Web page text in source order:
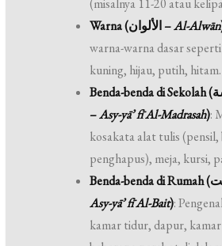
(misalnya 11-20 atau
Warna (الألوان –Al-Alwān
warna-warna dasar
kuning, hijau, putih, hitam.
Benda-benda di Sekolah (أشياء في المدرسة
–Asy-yā’ fī Al-Madrasah):
kosakata alat tulis
penghapus), meja, kursi,
Asy-yā’ fī Al-Bait):
kamar tidur, dapur,